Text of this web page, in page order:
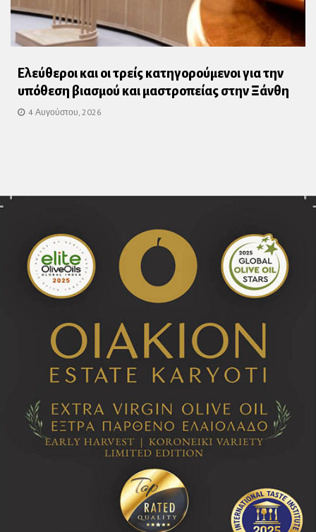
Ελεύθεροι και οι τρείς κατηγορούμενοι για την
υπόθεση βιασμού και μαστροπείας στην Ξάνθη
4 Αυγούστου, 2026